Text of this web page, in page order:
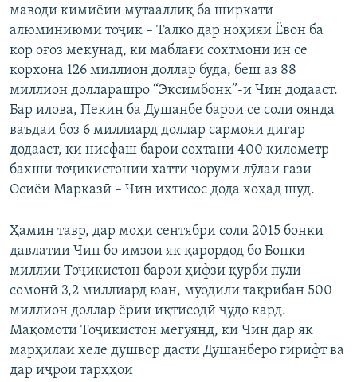
маводи кимиёии мутааллиқ ба ширкати
алюминиюми тоҷик – Талко дар ноҳияи Ёвон ба
кор оғоз мекунад, ки маблағи сохтмони ин се
корхона 126 миллион доллар буда, беш аз 88
миллион долларашро “Эксимбонк”-и Чин додааст.
Бар илова, Пекин ба Душанбе барои се соли оянда
ваъдаи боз 6 миллиард доллар сармояи дигар
додааст, ки нисфаш барои сохтани 400 километр
бахши тоҷикистонии хатти чоруми лӯлаи гази
Осиёи Марказӣ – Чин ихтисос дода хоҳад шуд.
Ҳамин тавр, дар моҳи сентябри соли 2015 бонки
давлатии Чин бо имзои як қарордод бо Бонки
миллии Тоҷикистон барои ҳифзи қурби пули
сомонӣ 3,2 миллиард юан, муодили тақрибан 500
миллион доллар ёрии иқтисодӣ ҷудо кард.
Мақомоти Тоҷикистон мегӯянд, ки Чин дар як
марҳилаи хеле душвор дасти Душанберо гирифт ва
дар иҷрои тарҳҳои